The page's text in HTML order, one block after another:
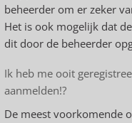
beheerder om er zeker
Het is ook mogelijk dat
dit door de beheerder
Ik heb me ooit
aanmelden!?
De meest voorkomende